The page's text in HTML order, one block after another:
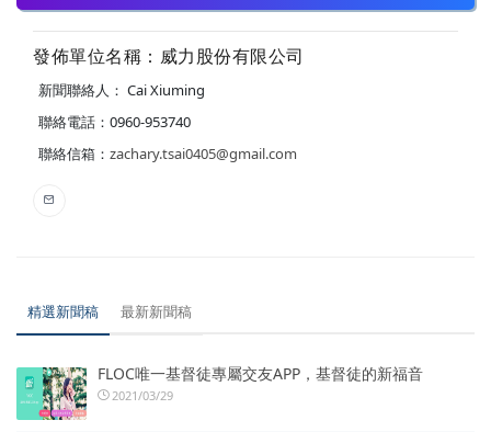
發佈單位名稱：威力股份有限公司
新聞聯絡人： Cai Xiuming
聯絡電話：0960-953740
聯絡信箱： zachary.tsai0405@gmail.com
精選新聞稿 最新新聞稿
FLOC唯一基督徒專屬交友APP，基督徒的新福音
2021/03/29